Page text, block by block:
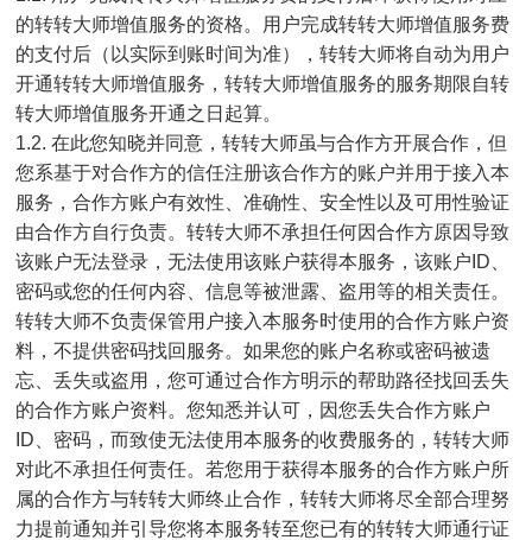
的转转大师增值服务的资格。用户完成转转大师增值服务费
的支付后（以实际到账时间为准），转转大师将自动为用户
开通转转大师增值服务，转转大师增值服务的服务期限自转
转大师增值服务开通之日起算。
1.2. 在此您知晓并同意，转转大师虽与合作方开展合作，但
您系基于对合作方的信任注册该合作方的账户并用于接入本
服务，合作方账户有效性、准确性、安全性以及可用性验证
由合作方自行负责。转转大师不承担任何因合作方原因导致
该账户无法登录，无法使用该账户获得本服务，该账户ID、
密码或您的任何内容、信息等被泄露、盗用等的相关责任。
转转大师不负责保管用户接入本服务时使用的合作方账户资
料，不提供密码找回服务。如果您的账户名称或密码被遗
忘、丢失或盗用，您可通过合作方明示的帮助路径找回丢失
的合作方账户资料。您知悉并认可，因您丢失合作方账户
ID、密码，而致使无法使用本服务的收费服务的，转转大师
对此不承担任何责任。若您用于获得本服务的合作方账户所
属的合作方与转转大师终止合作，转转大师将尽全部合理努
力提前通知并引导您将本服务转至您已有的转转大师通行证